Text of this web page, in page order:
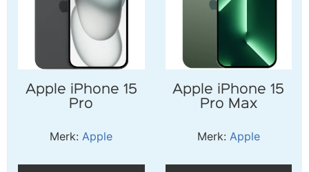
Apple iPhone 15
Pro
Merk: Apple
Apple iPhone 15
Pro Max
Merk: Apple